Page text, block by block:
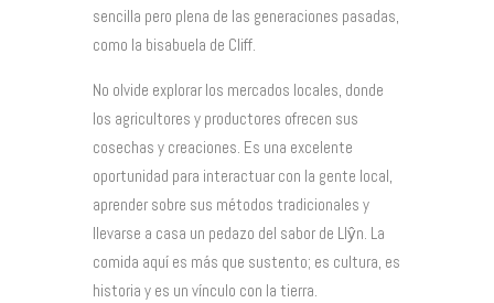
sencilla pero plena de las generaciones pasadas,
como la bisabuela de Cliff.
No olvide explorar los mercados locales, donde
los agricultores y productores ofrecen sus
cosechas y creaciones. Es una excelente
oportunidad para interactuar con la gente local,
aprender sobre sus métodos tradicionales y
llevarse a casa un pedazo del sabor de Llŷn. La
comida aquí es más que sustento; es cultura, es
historia y es un vínculo con la tierra.